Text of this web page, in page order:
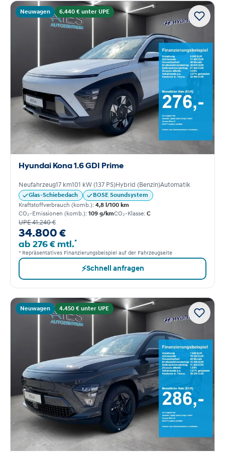
Neuwagen 6.440 € unter UPE
Hyundai Kona 1.6 GDI Prime
Neufahrzeug17 km101 kW (137 PS)Hybrid (Benzin)Automatik
Glas-Schiebedach
BOSE Soundsystem
Kraftstoffverbrauch (komb.): 4,8 l/100 km
CO₂-Emissionen (komb.): 109 g/kmCO₂-Klasse: C
UPE 41.240 €
34.800 €
ab 276 € mtl.*
* Repräsentatives Finanzierungsbeispiel auf der Fahrzeugseite
⚡Schnell anfragen
Neuwagen 4.450 € unter UPE